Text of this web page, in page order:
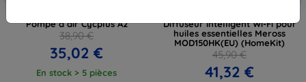
Pompe à air Cycplus A2
38,90 €
35,02 €
En stock > 5 pièces
Diffuseur intelligent Wi-Fi pour
huiles essentielles Meross
MOD150HK(EU) (HomeKit)
45,90 €
41,32 €